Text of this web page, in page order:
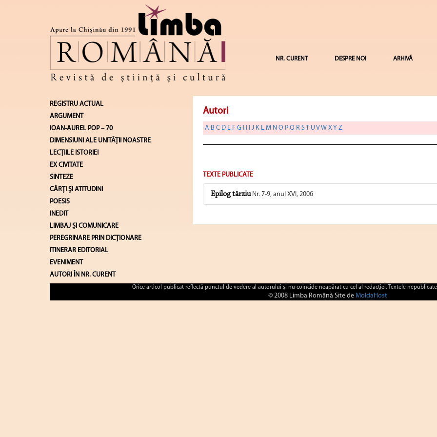
NR. CURENT DESPRE NOI ARHIVĂ
REGISTRU ACTUAL
ARGUMENT
IOAN-AUREL POP – 70
DIMENSIUNI ALE UNITĂŢII NOASTRE
LECŢIILE ISTORIEI
EX CIVITATE
SINTEZE
CĂRŢI ŞI ATITUDINI
POESIS
INEDIT
LIMBAJ ŞI COMUNICARE
PEREGRINARE PRIN DICȚIONARE
ITINERAR EDITORIAL
EVENIMENT
AUTORI ÎN NR. CURENT
Autori
A B C D E F G H J K L M N O P Q R ST U VW XY Z
TEXTE PUBLICATE
Epilog târziuNr. 7-9, anul XVI, 2006
Orice articol publicat reflectă punctul de vedere al autorului şi nu coincide neapărat cu cel al redacţiei. Textele
© 2008 Limba Română Site de MoldaHost